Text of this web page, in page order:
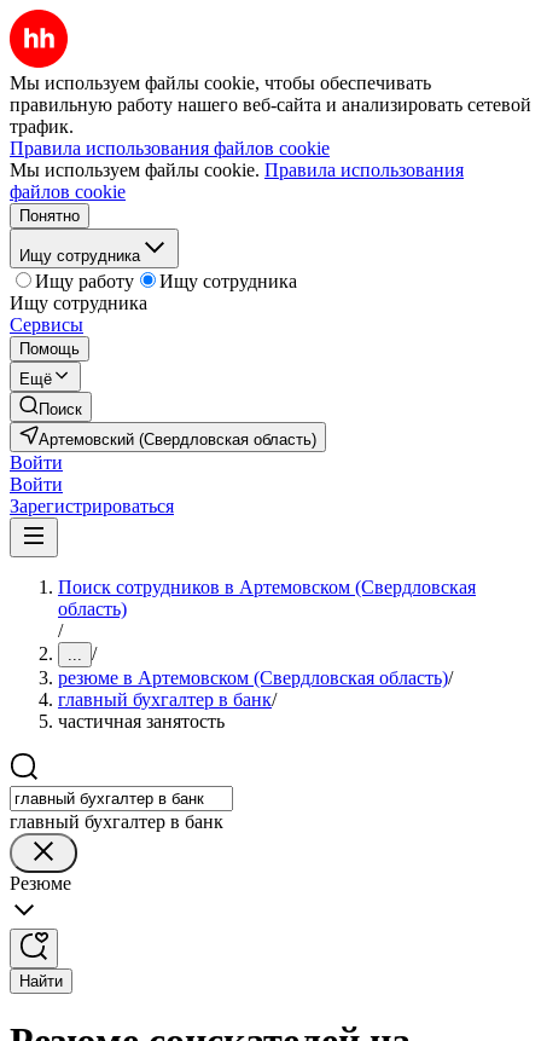
Мы используем файлы cookie, чтобы обеспечивать
правильную работу нашего веб-сайта и анализировать сетевой
трафик.
Правила использования файлов cookie
Мы используем файлы cookie. Правила использования
файлов cookie
Понятно
Ищу сотрудника
Ищу работу
Ищу сотрудника
Ищу сотрудника
Сервисы
Помощь
Ещё
Поиск
Артемовский (Свердловская область)
Войти
Войти
Зарегистрироваться
Поиск сотрудников в Артемовском (Свердловская
область)
/
... /
резюме в Артемовском (Свердловская область)/
главный бухгалтер в банк/
частичная занятость
главный бухгалтер в банк
Резюме
Найти